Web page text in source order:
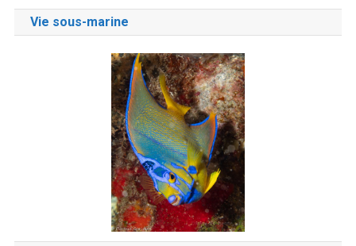
Vie sous-marine